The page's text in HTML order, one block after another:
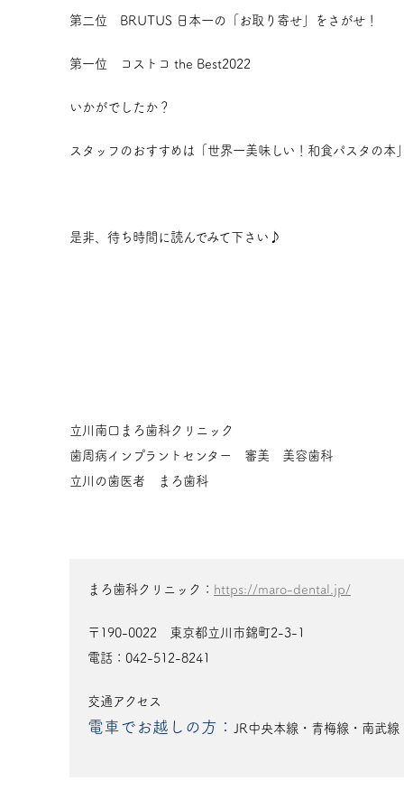
第二位 BRUTUS 日本一の「お取り寄せ」をさがせ！
第一位 コストコ the Best2022
いかがでしたか？
スタッフのおすすめは「世界一美味しい！和食パスタの本
是非、待ち時間に読んでみて下さい♪
立川南口まろ歯科クリニック
歯周病インプラントセンター 審美 美容歯科
立川の歯医者 まろ歯科
まろ歯科クリニック： https://maro-dental.jp/
〒190-0022 東京都立川市錦町2-3-1
電話：042-512-8241
交通アクセス
電車でお越しの方： JR中央本線・青梅線・南武